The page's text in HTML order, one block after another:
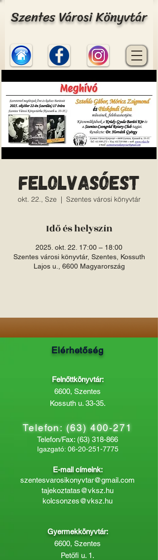
Szentes Városi Könyvtár
Felolvasóest
okt. 22., Sze
  |
Szentes városi könyvtár
Idő és helyszín
2025. okt. 22. 17:00 – 18:00
Szentes városi könyvtár, Szentes, Kossuth
Lajos u., 6600 Magyarország
Elérhetőség
Felnőttkönyvtár:
6600, Szentes
Kossuth u. 33-35.
Telefon:(63) 400-271
Telefon/Fax: (63) 318-866
Igazgató: 06-20-251-7775
E-mail címeink:
szentesvarosikonyvtar@gmail.com
tajekoztatas@vksz.hu
kolcsonzes@vksz.hu
Gyermekkönyvtár:
6600, Szentes
Petőfi u. 1.